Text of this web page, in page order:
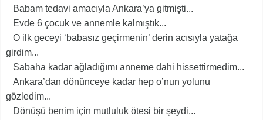
Babam tedavi amacıyla Ankara’ya gitmişti...
Evde 6 çocuk ve annemle kalmıştık...
O ilk geceyi ‘babasız geçirmenin’ derin acısıyla yatağa
girdim...
Sabaha kadar ağladığımı anneme dahi hissettirmedim...
Ankara’dan dönünceye kadar hep o’nun yolunu
gözledim...
Dönüşü benim için mutluluk ötesi bir şeydi...